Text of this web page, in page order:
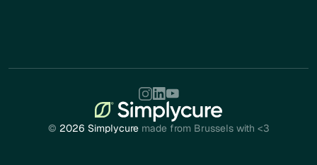
© 2026 Simplycuremade from Brussels with <3